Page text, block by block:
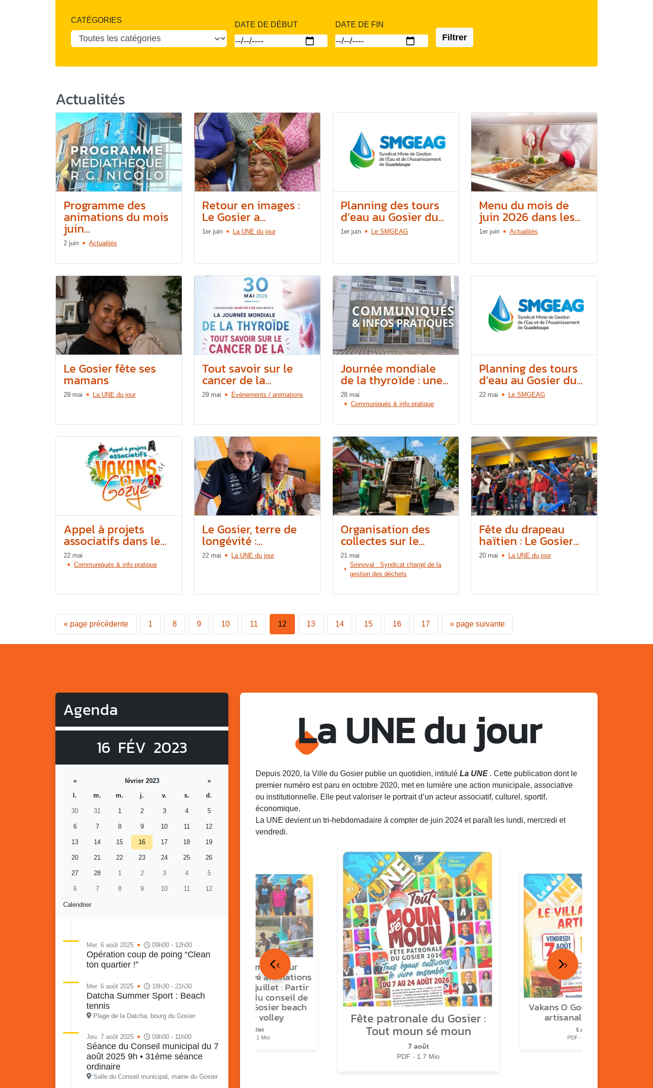
CATÉGORIES
DATE DE DÉBUT DATE DE FIN
Filtrer
Actualités
Programme des
animations du mois
juin...
2 juin Actualités
Retour en images :
Le Gosier a...
1er juin La UNE du jour
Planning des tours
d’eau au Gosier du...
1er juin Le SMGEAG
Menu du mois de
juin 2026 dans les...
1er juin Actualités
Le Gosier fête ses
mamans
29 mai La UNE du jour
Tout savoir sur le
cancer de la...
29 mai Événements / animations
Journée mondiale
de la thyroïde : une...
28 mai
Communiqués & info pratique
Planning des tours
d’eau au Gosier du...
22 mai Le SMGEAG
Appel à projets
associatifs dans le...
22 mai
Communiqués & info pratique
Le Gosier, terre de
longévité :...
22 mai La UNE du jour
Organisation des
collectes sur le...
21 mai
Sinnoval : Syndicat chargé de la
gestion des déchets
Fête du drapeau
haïtien : Le Gosier...
20 mai La UNE du jour
« page précédente 1 8 9 10 11 12 13 14 15 16 17 » page suivante
Agenda
16 FÉV 2023
Calendrier
« février 2023
»
l.
m. m. j. v. s. d.
30 31 1 2 3 4 5
6 7 8 9 10 11 12
13 14 15 16 17 18 19
20 21 22 23 24 25 26
27 28 1 2 3 4 5
6 7 8 9 10 11 12
Mer. 6 août 2025 09h00 - 12h00
Opération coup de poing “Clean
ton quartier !”
Mer. 6 août 2025 18h30 - 21h30
Datcha Summer Sport : Beach
tennis
Plage de la Datcha, bourg du Gosier
Jeu. 7 août 2025 09h00 - 11h00
Séance du Conseil municipal du 7
août 2025 9h • 31ème séance
ordinaire
Salle du Conseil municipal, mairie du Gosier
La UNE du jour
Depuis 2020, la Ville du Gosier publie un quotidien, intitulé La UNE . Cette publication dont le
premier numéro est paru en octobre 2020, met en lumière une action municipale, associative
ou institutionnelle. Elle peut valoriser le portrait d’un acteur associatif, culturel, sportif,
économique.
La UNE devient un tri-hebdomadaire à compter de juin 2024 et paraît les lundi, mercredi et
vendredi.
Vakans o Gozyé : Gosier
Lanta
PDF - 1.6 Mio
Retour en images sur
Vakans O Gozyé animations
du samedi 18 juillet : Partir
en livre, fête du conseil de
quartier n°3, Gosier beach
summer volley
23 juillet
PDF - 5.1 Mio
Fête patronale du Gosier :
Tout moun sé moun
7 août
PDF - 1.7 Mio
Vakans O Gozyé : le village
artisanal du Gosier
5 août
PDF - 1.2 Mio
‹ ›